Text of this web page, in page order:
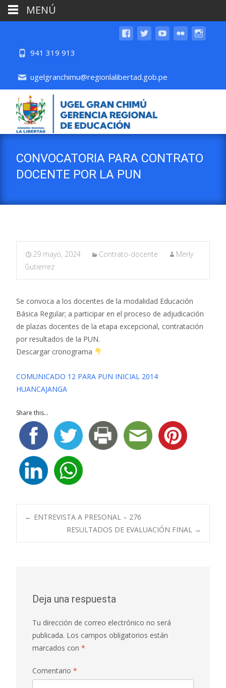
941 319 913
ugelgranchimu@regionlalibertad.gob.pe
CONVOCATORIA PARA CONTRATO
DOCENTE POR LA PUN
29 mayo, 2024 Contrato-docente
Merly
Gutierrez
Se convoca a los docentes de la modalidad Educación
Básica Regular; a participar en el proceso de adjudicación
de plazas docentes de la etapa excepcional, contratación
por resultados de la PUN.
Descargar cronograma
COMUNICADO 12 PARA PUN INICIAL 2014
HUANCAJANGA
Share this...
Navegación
entradas
← ENTREVISTA A PRESONAL – 276
RESULTADOS DE EVALUACIÓN FINAL →
Deja una respuesta
Tu dirección de correo electrónico no será
publicada. Los campos obligatorios están
marcados con *
Comentario *
MENÚ